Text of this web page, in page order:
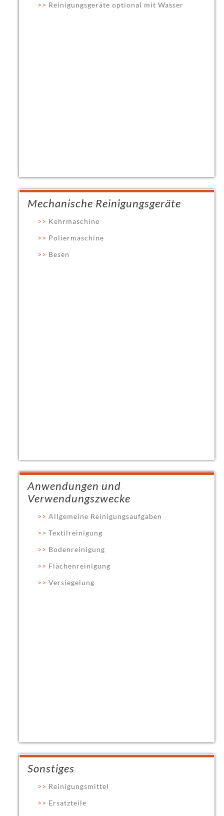
Reinigungsgeräte optional mit Wasser
Mechanische Reinigungsgeräte
Kehrmaschine
Poliermaschine
Besen
Anwendungen und
Verwendungszwecke
Allgemeine Reinigungsaufgaben
Textilreinigung
Bodenreinigung
Flächenreinigung
Versiegelung
Sonstiges
Reinigungsmittel
Ersatzteile